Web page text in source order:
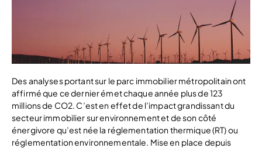
Des analyses portant sur le parc immobilier métropolitain ont
affirmé que ce dernier émet chaque année plus de 123
millions de CO2. C’est en effet de l’impact grandissant du
secteur immobilier sur environnement et de son côté
énergivore qu’est née la réglementation thermique (RT) ou
réglementation environnementale. Mise en place depuis